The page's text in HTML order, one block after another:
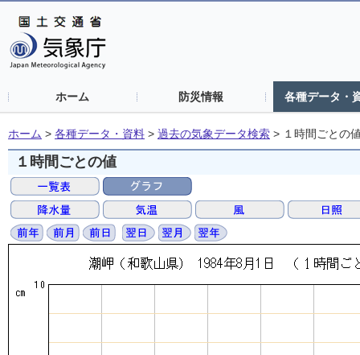
ホーム 防災情報 各種データ・
ホーム > 各種データ・資料 > 過去の気象データ検索 > １時間ごとの
１時間ごとの値